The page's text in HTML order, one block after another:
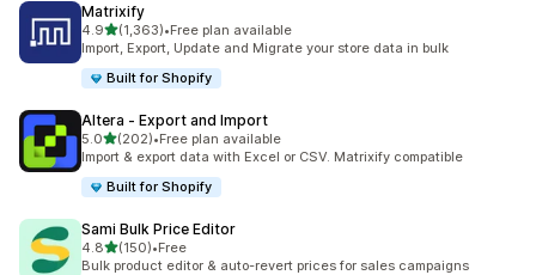
Matrixify
4.95つ星中
(1,363)
合計レビュー数：1363件
•Free plan available
Import, Export, Update and Migrate your store data in bulk
Built for Shopify
Altera ‑ Export and Import
5.05つ星中
(202)
合計レビュー数：202件
•Free plan available
Import & export data with Excel or CSV. Matrixify compatible
Built for Shopify
Sami Bulk Price Editor
4.85つ星中
(150)
合計レビュー数：150件
•Free
Bulk product editor & auto-revert prices for sales campaigns